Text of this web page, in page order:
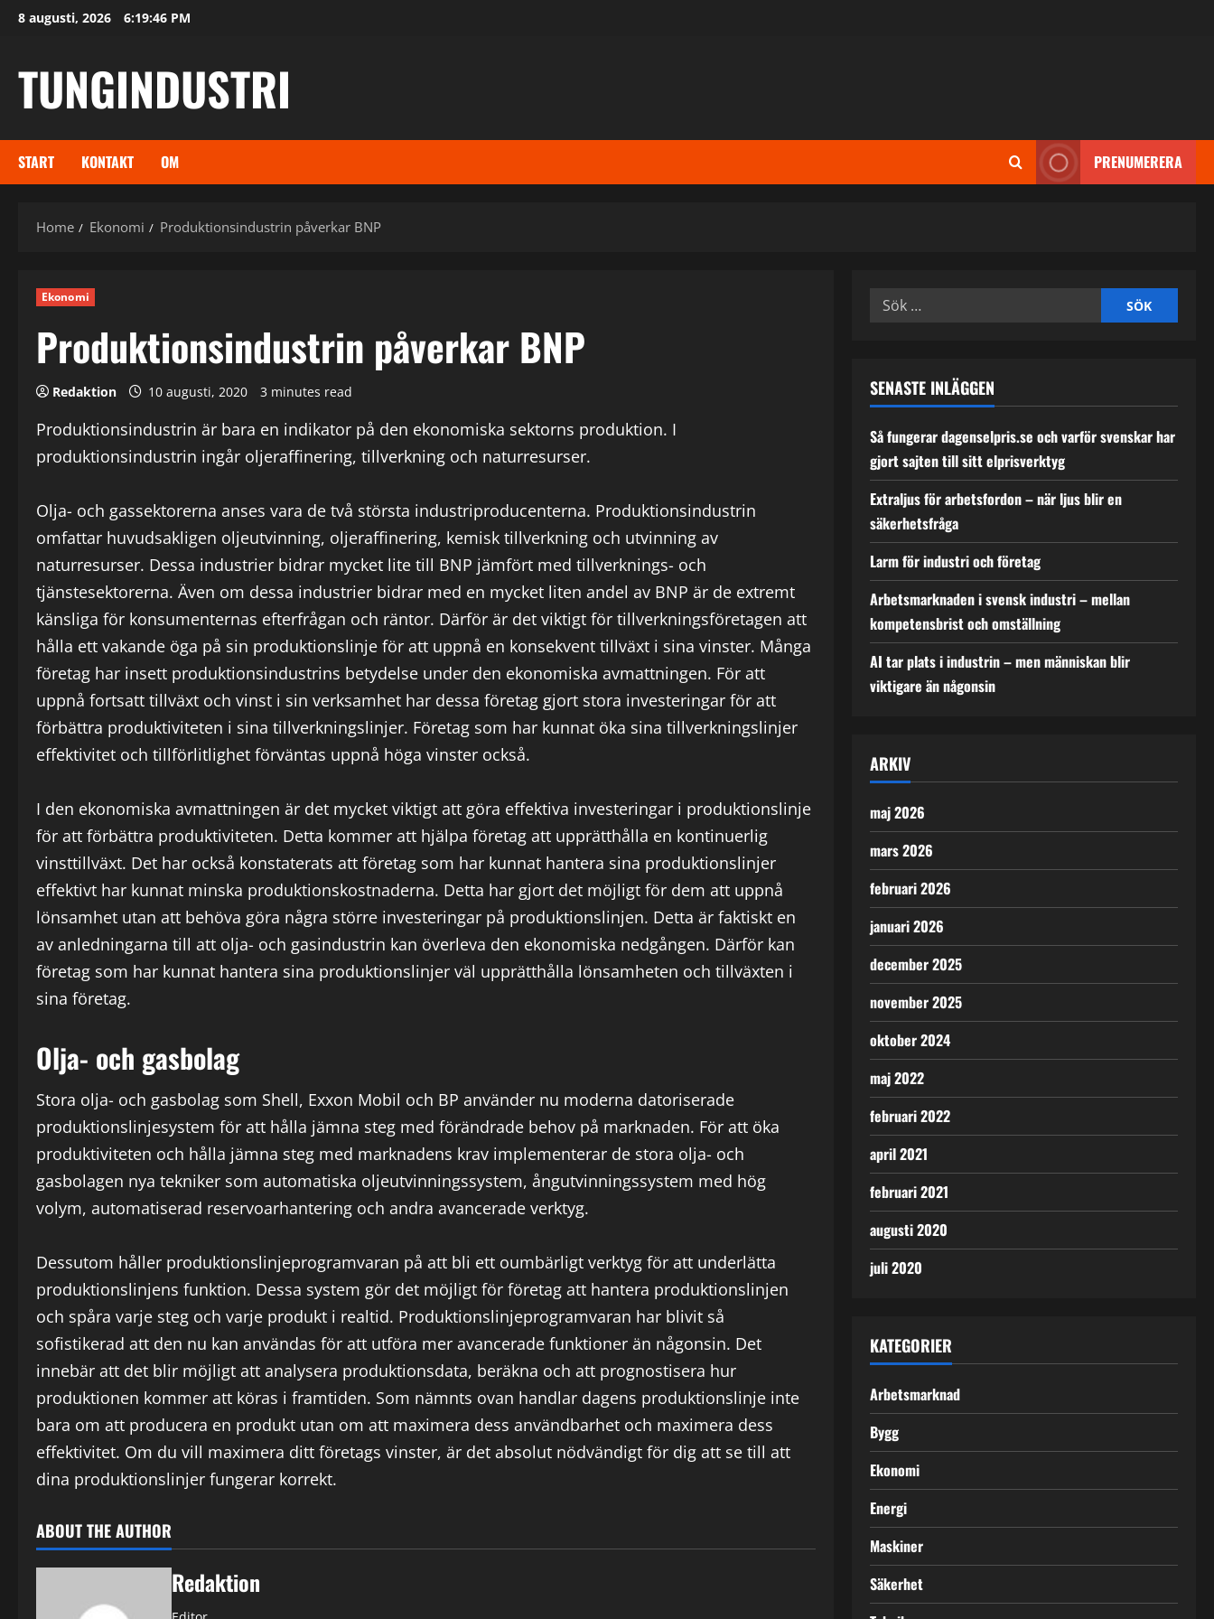
Skip8 augusti, 2026 6:19:46 PM
TUNGINDUSTRI
START KONTAKT OM PRENUMERERA
Home Ekonomi Produktionsindustrin påverkar BNP
Ekonomi
Produktionsindustrin påverkar BNP
Redaktion 10 augusti, 2020 3 minutes read
Produktionsindustrin är bara en indikator på den ekonomiska sektorns produktion. I
produktionsindustrin ingår oljeraffinering, tillverkning och naturresurser.
Olja- och gassektorerna anses vara de två största industriproducenterna. Produktionsindustrin
omfattar huvudsakligen oljeutvinning, oljeraffinering, kemisk tillverkning och utvinning av
naturresurser. Dessa industrier bidrar mycket lite till BNP jämfört med tillverknings- och
tjänstesektorerna. Även om dessa industrier bidrar med en mycket liten andel av BNP är de extremt
känsliga för konsumenternas efterfrågan och räntor. Därför är det viktigt för tillverkningsföretagen att
hålla ett vakande öga på sin produktionslinje för att uppnå en konsekvent tillväxt i sina vinster. Många
företag har insett produktionsindustrins betydelse under den ekonomiska avmattningen. För att
uppnå fortsatt tillväxt och vinst i sin verksamhet har dessa företag gjort stora investeringar för att
förbättra produktiviteten i sina tillverkningslinjer. Företag som har kunnat öka sina tillverkningslinjer
effektivitet och tillförlitlighet förväntas uppnå höga vinster också.
I den ekonomiska avmattningen är det mycket viktigt att göra effektiva investeringar i produktionslinje
för att förbättra produktiviteten. Detta kommer att hjälpa företag att upprätthålla en kontinuerlig
vinsttillväxt. Det har också konstaterats att företag som har kunnat hantera sina produktionslinjer
effektivt har kunnat minska produktionskostnaderna. Detta har gjort det möjligt för dem att uppnå
lönsamhet utan att behöva göra några större investeringar på produktionslinjen. Detta är faktiskt en
av anledningarna till att olja- och gasindustrin kan överleva den ekonomiska nedgången. Därför kan
företag som har kunnat hantera sina produktionslinjer väl upprätthålla lönsamheten och tillväxten i
sina företag.
Olja- och gasbolag
Stora olja- och gasbolag som Shell, Exxon Mobil och BP använder nu moderna datoriserade
produktionslinjesystem för att hålla jämna steg med förändrade behov på marknaden. För att öka
produktiviteten och hålla jämna steg med marknadens krav implementerar de stora olja- och
gasbolagen nya tekniker som automatiska oljeutvinningssystem, ångutvinningssystem med hög
volym, automatiserad reservoarhantering och andra avancerade verktyg.
Dessutom håller produktionslinjeprogramvaran på att bli ett oumbärligt verktyg för att underlätta
produktionslinjens funktion. Dessa system gör det möjligt för företag att hantera produktionslinjen
och spåra varje steg och varje produkt i realtid. Produktionslinjeprogramvaran har blivit så
sofistikerad att den nu kan användas för att utföra mer avancerade funktioner än någonsin. Det
innebär att det blir möjligt att analysera produktionsdata, beräkna och att prognostisera hur
produktionen kommer att köras i framtiden. Som nämnts ovan handlar dagens produktionslinje inte
bara om att producera en produkt utan om att maximera dess användbarhet och maximera dess
effektivitet. Om du vill maximera ditt företags vinster, är det absolut nödvändigt för dig att se till att
dina produktionslinjer fungerar korrekt.
ABOUT THE AUTHOR
Redaktion
Sök
SENASTE INLÄGGEN
Så fungerar dagenselpris.se och varför svenskar har
gjort sajten till sitt elprisverktyg
Extraljus för arbetsfordon – när ljus blir en
säkerhetsfråga
Larm för industri och företag
Arbetsmarknaden i svensk industri – mellan
kompetensbrist och omställning
AI tar plats i industrin – men människan blir
viktigare än någonsin
ARKIV
maj 2026
mars 2026
februari 2026
januari 2026
december 2025
november 2025
oktober 2024
maj 2022
februari 2022
april 2021
februari 2021
augusti 2020
juli 2020
KATEGORIER
Arbetsmarknad
Bygg
Ekonomi
Energi
Maskiner
Säkerhet